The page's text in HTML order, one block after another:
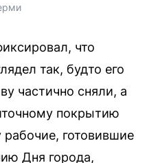
что
так, будто его
частично сняли, а
покрытию
готовившие
Дня города,